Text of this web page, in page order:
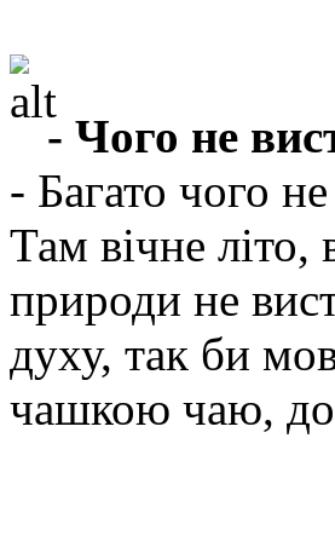
- Чого не
- Багато чого
Там вічне
природи не
духу, так би
чашкою чаю, до